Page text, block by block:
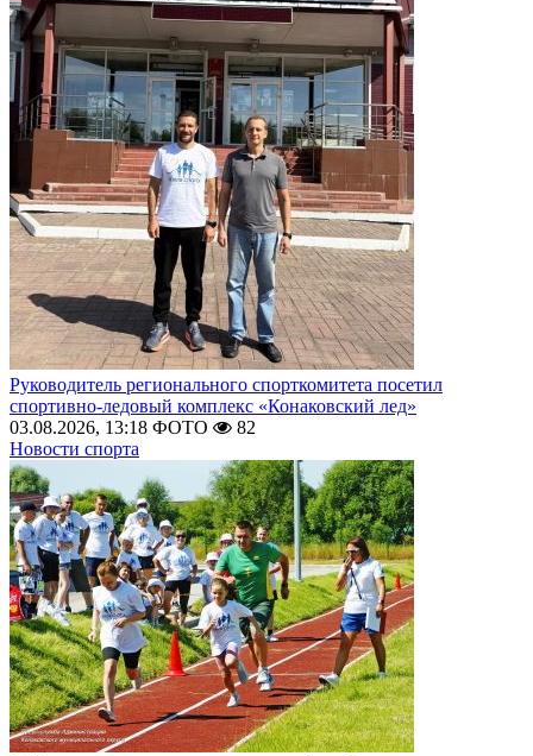
Руководитель регионального спорткомитета посетил
спортивно-ледовый комплекс «Конаковский лед»
03.08.2026, 13:18 ФОТО
82
Новости спорта